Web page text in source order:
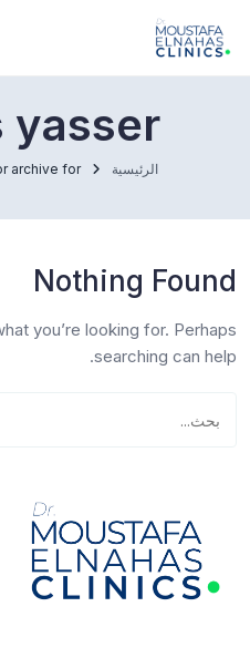
yasser
الرئيسية archive for
Nothing Found
you’re looking for. Perhaps
searching can help.